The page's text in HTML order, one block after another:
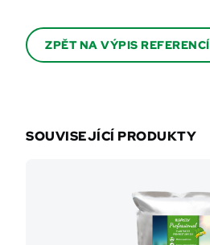
ZPĚT NA VÝPIS REFERENCÍ
SOUVISEJÍCÍ PRODUKTY